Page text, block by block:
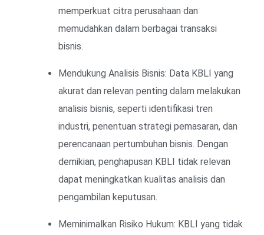
memperkuat citra perusahaan dan
memudahkan dalam berbagai transaksi
bisnis.
Mendukung Analisis Bisnis: Data KBLI yang
akurat dan relevan penting dalam melakukan
analisis bisnis, seperti identifikasi tren
industri, penentuan strategi pemasaran, dan
perencanaan pertumbuhan bisnis. Dengan
demikian, penghapusan KBLI tidak relevan
dapat meningkatkan kualitas analisis dan
pengambilan keputusan.
Meminimalkan Risiko Hukum: KBLI yang tidak